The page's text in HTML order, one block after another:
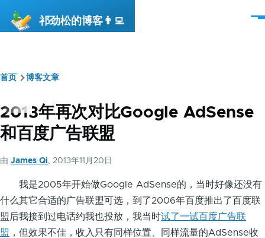
祁劲松的博客👨‍💻
菜
面
包
屑
首页 博客文章
2013年再次对比Google AdSense
和百度广告联盟
由 James Qi, 2013年11月20日
我是2005年开始做Google AdSense的，当时好像还没有
什么其它合适的广告联盟可选，到了2006年百度推出了百度联
盟后我接到过电话约我也投放，我当时试了一试百度广告联
盟 ，但效果不佳，收入只有同样位置、同样流量的AdSense收